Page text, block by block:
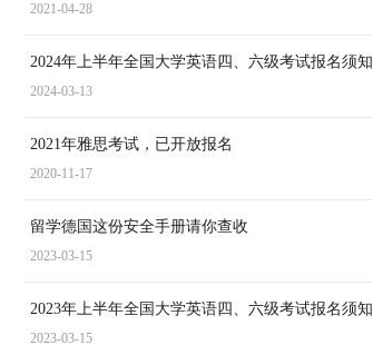
2021-04-28
2024年上半年全国大学英语四、六级考试报名须知
2024-03-13
2021年雅思考试，已开放报名
2020-11-17
留学德国这份安全手册请你查收
2023-03-15
2023年上半年全国大学英语四、六级考试报名须知
2023-03-15